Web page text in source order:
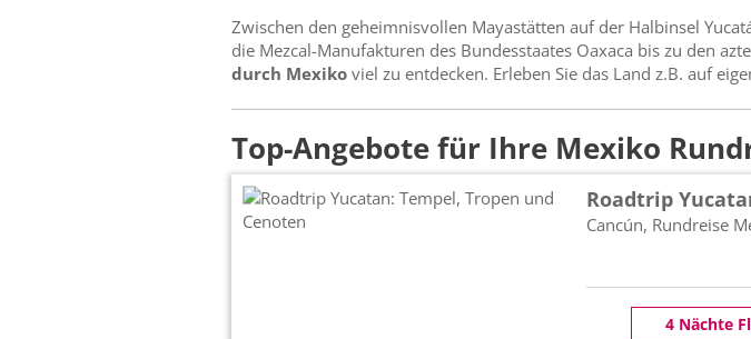
Zwischen den geheimnisvollen Mayastätten auf der Halbinsel
die Mezcal-Manufakturen des Bundesstaates Oaxaca bis zu den
durch Mexiko viel zu entdecken. Erleben Sie das Land z.B. auf
Top-Angebote für Ihre Mexiko
Roadtrip
Cancún, Rundreise
4 Nächte